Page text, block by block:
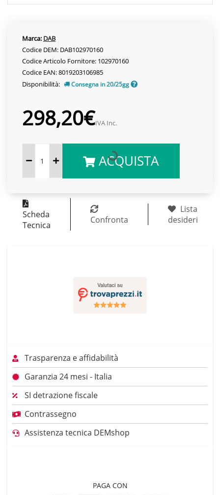
Marca: DAB
Codice DEM: DAB102970160
Codice Articolo Fornitore: 102970160
Codice EAN: 8019203106985
Disponibilità:
Consegna in 20/25gg
298,20€IVA Inc.
ACQUISTA
Scheda
Tecnica
Confronta
Lista
desideri
Trasparenza e affidabilità
Garanzia 24 mesi - Italia
SI detrazione fiscale
Contrassegno
Assistenza tecnica DEMshop
PAGA CON